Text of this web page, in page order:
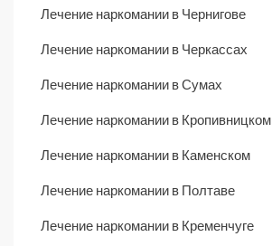
Лечение наркомании в Чернигове
Лечение наркомании в Черкассах
Лечение наркомании в Сумах
Лечение наркомании в Кропивницком
Лечение наркомании в Каменском
Лечение наркомании в Полтаве
Лечение наркомании в Кременчуге